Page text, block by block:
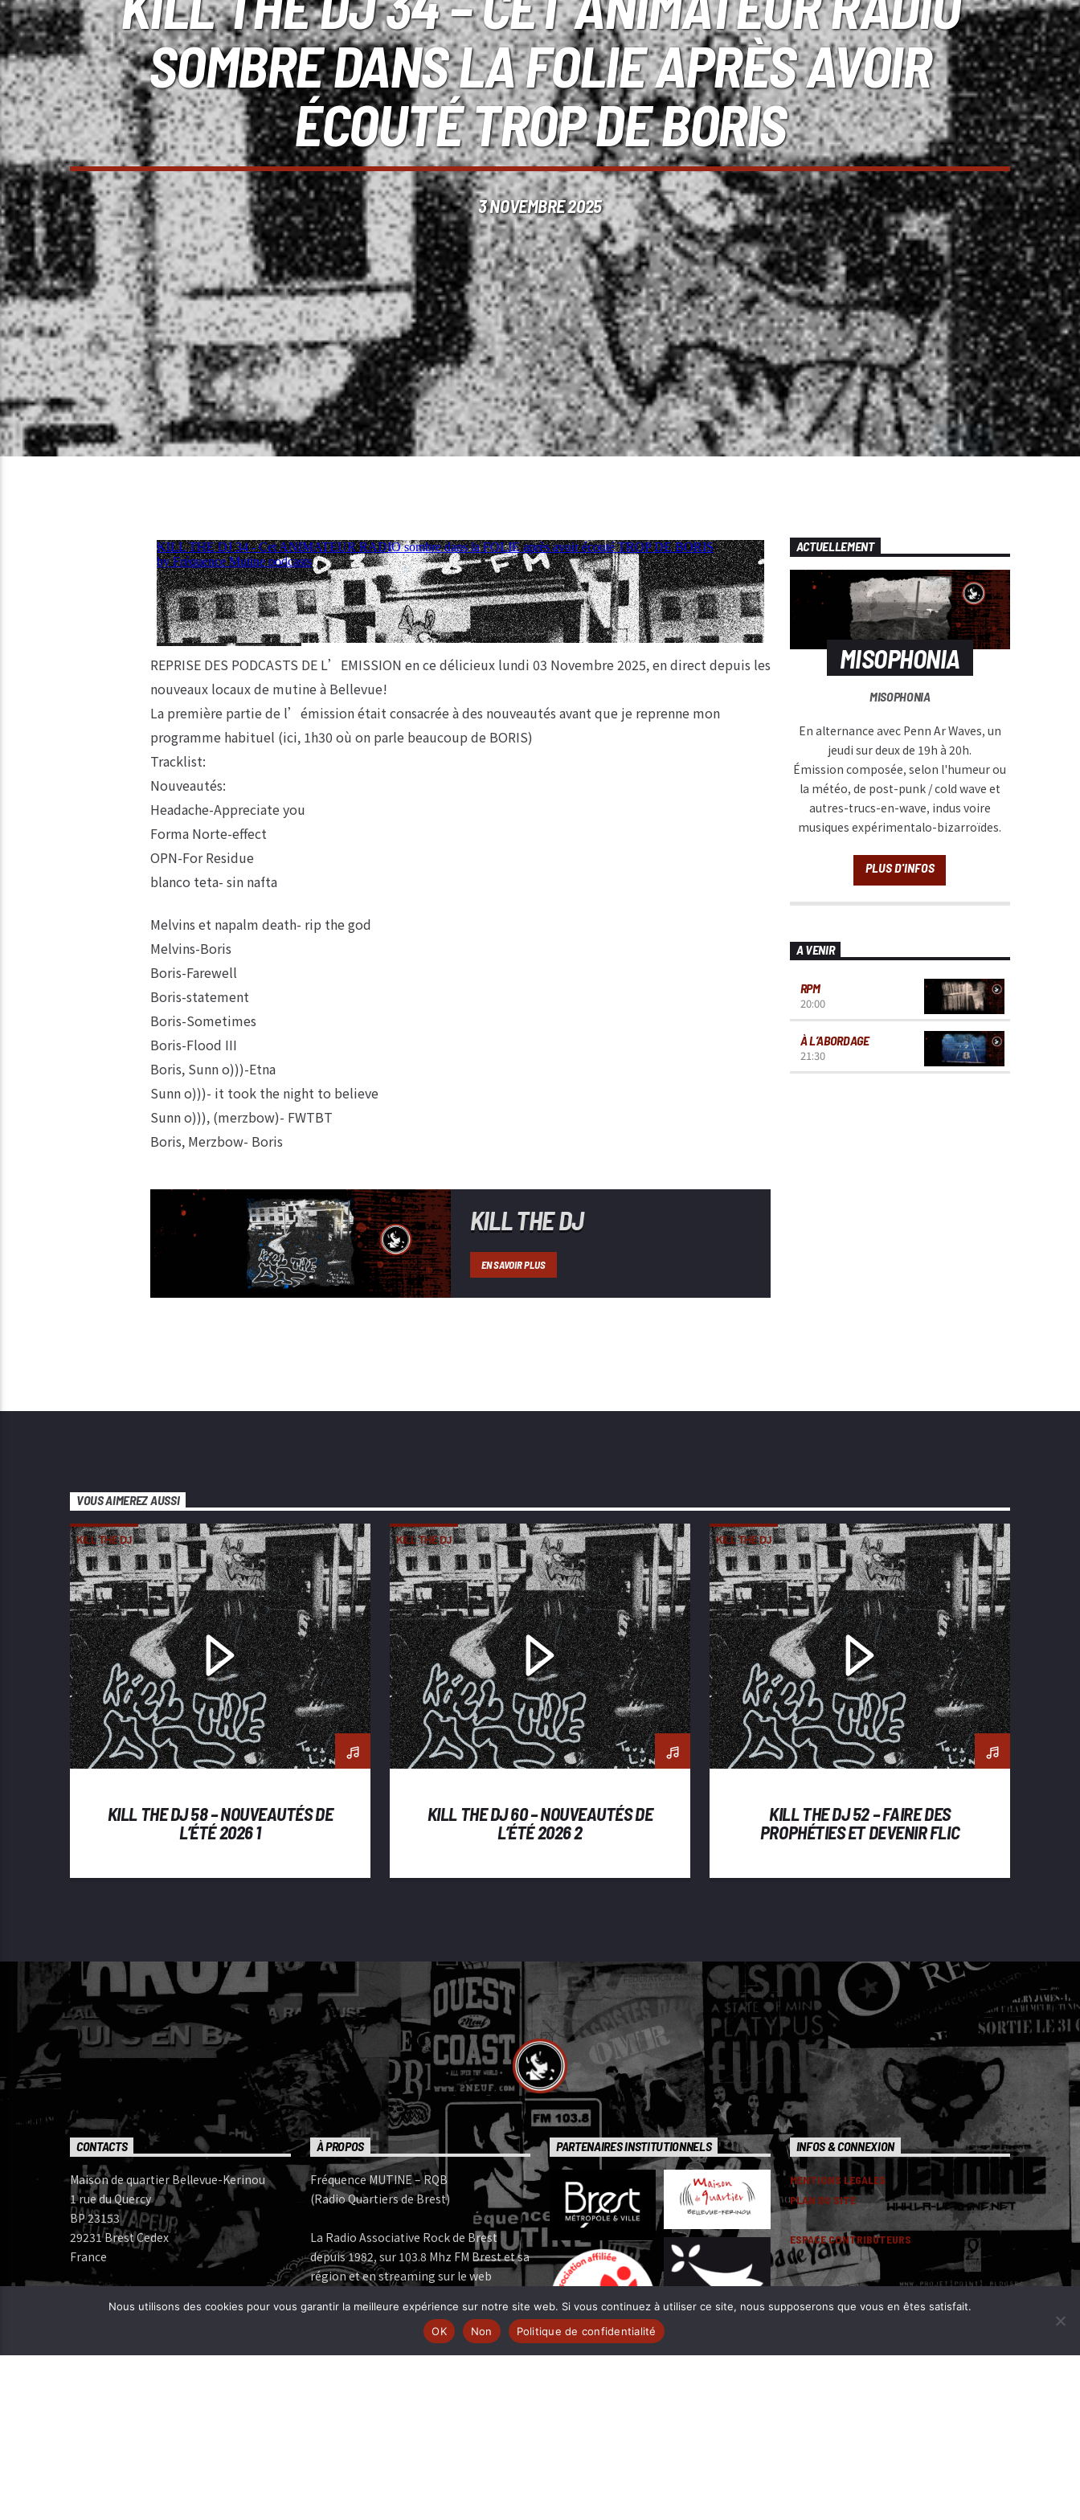
SOMBRE DANS LA FOLIE APRÈS AVOIR
ÉCOUTÉ TROP DE BORIS
3 NOVEMBRE 2025
REPRISE DES PODCASTS DE L’EMISSION en ce délicieux lundi 03 Novembre 2025, en direct depuis les
nouveaux locaux de mutine à Bellevue!
La première partie de l’émission était consacrée à des nouveautés avant que je reprenne mon
programme habituel (ici, 1h30 où on parle beaucoup de BORIS)
Tracklist:
Nouveautés:
Headache-Appreciate you
Forma Norte-effect
OPN-For Residue
blanco teta- sin nafta
Melvins et napalm death- rip the god
Melvins-Boris
Boris-Farewell
Boris-statement
Boris-Sometimes
Boris-Flood III
Boris, Sunn o)))-Etna
Sunn o)))- it took the night to believe
Sunn o))), (merzbow)- FWTBT
Boris, Merzbow- Boris
KILL THE DJ
EN SAVOIR PLUS
ACTUELLEMENT
MISOPHONIA
MISOPHONIA
En alternance avec Penn Ar Waves, un
jeudi sur deux de 19h à 20h.
Émission composée, selon l'humeur ou
la météo, de post-punk / cold wave et
autres-trucs-en-wave, indus voire
musiques expérimentalo-bizarroïdes.
A VENIR
RPM
20:00
À L’ABORDAGE
21:30
VOUS AIMEREZ AUSSI
KILL THE DJ
KILL THE DJ 58 – NOUVEAUTÉS DE
L’ÉTÉ 2026 1
KILL THE DJ
KILL THE DJ 60 – NOUVEAUTÉS DE
L’ÉTÉ 2026 2
KILL THE DJ
KILL THE DJ 52 – FAIRE DES
PROPHÉTIES ET DEVENIR FLIC
CONTACTS
Maison de quartier Bellevue-Kerinou
1 rue du Quercy
BP 23153
29231 Brest Cedex
France
Bureau: 02 98 05 07 96
Mail:
À PROPOS
Fréquence MUTINE – RQB
(Radio Quartiers de Brest)
La Radio Associative Rock de Brest
depuis 1982, sur 103.8 Mhz FM Brest et sa
région et en streaming sur le web
Fréquence MUTINE est membre:
FERAROCK | www.ferarock.org |
CORLAB | www.corlab.org|
PARTENAIRES INSTITUTIONNELS INFOS & CONNEXION
MENTIONS LEGALES
PLAN DU SITE
ESPACE CONTRIBUTEURS
Nous utilisons des cookies pour vous garantir la meilleure expérience sur notre site web. Si vous continuez à utiliser ce site, nous supposerons que vous en êtes satisfait.
OK
Non Politique de confidentialité